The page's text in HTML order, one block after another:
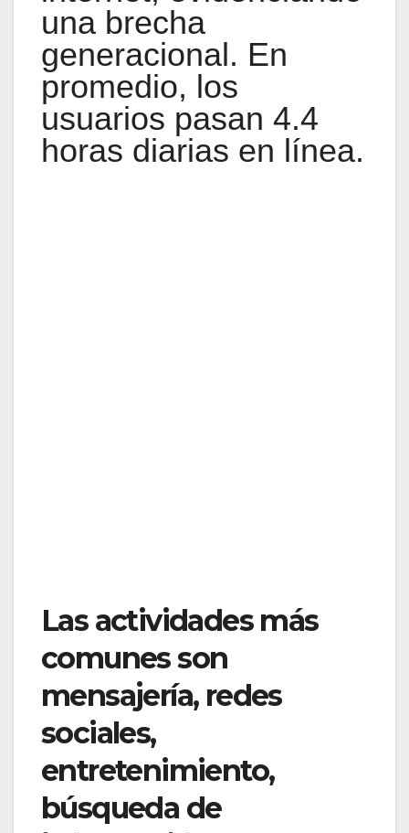
una brecha
generacional. En
promedio, los
usuarios pasan 4.4
horas diarias en línea.
Las actividades más
comunes son
mensajería, redes
sociales,
entretenimiento,
búsqueda de